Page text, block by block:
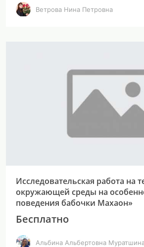
Ветрова Нина Петровна
Исследовательская работа на
окружающей среды на
поведения бабочки Махаон»
Бесплатно
Альбина Альбертовна